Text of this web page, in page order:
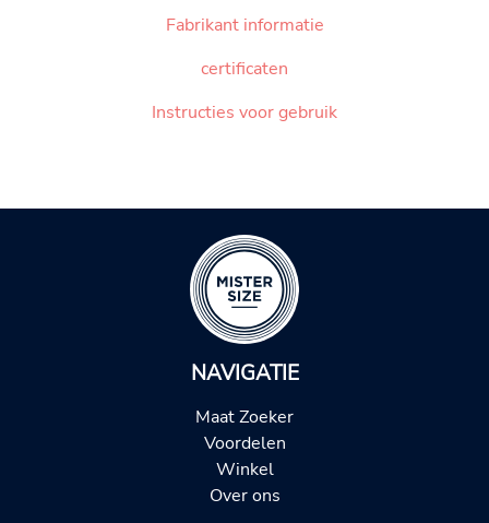
Fabrikant informatie
certificaten
Instructies voor gebruik
NAVIGATIE
Maat Zoeker
Voordelen
Winkel
Over ons